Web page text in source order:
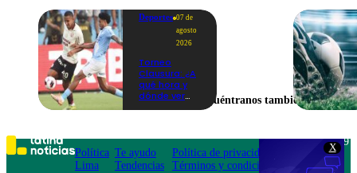
X
Deportes 07 de
agosto
2026
Torneo
Clausura: ¿A
qué hora y
dónde ver
fecha 4?
Encuéntranos también en
Política
Lima
Te ayudo
Tendencias
Política de privacidad
Términos y condiciones
Teléfono: 219
Av. San